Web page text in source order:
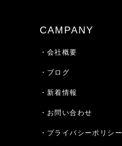
CAMPANY
・会社概要
・ブログ
・新着情報
・お問い合わせ
・プライバシーポリシー